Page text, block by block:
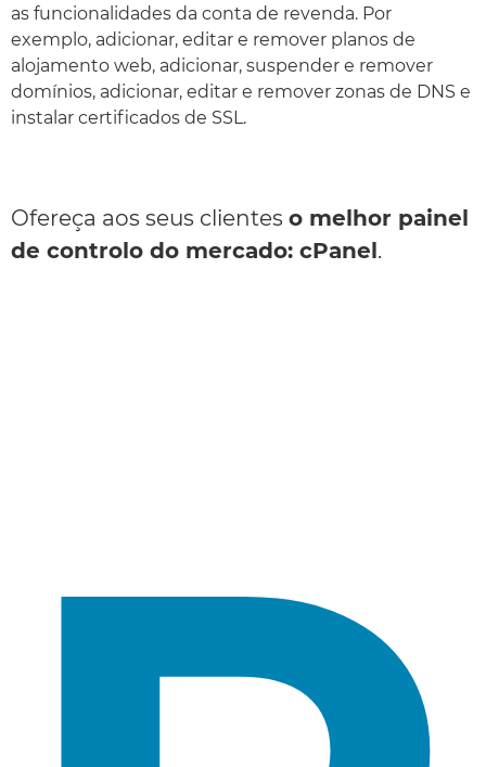
as funcionalidades da conta de revenda. Por
exemplo, adicionar, editar e remover planos de
alojamento web, adicionar, suspender e remover
domínios, adicionar, editar e remover zonas de DNS e
instalar certificados de SSL.
Ofereça aos seus clientes o melhor painel
de controlo do mercado: cPanel.